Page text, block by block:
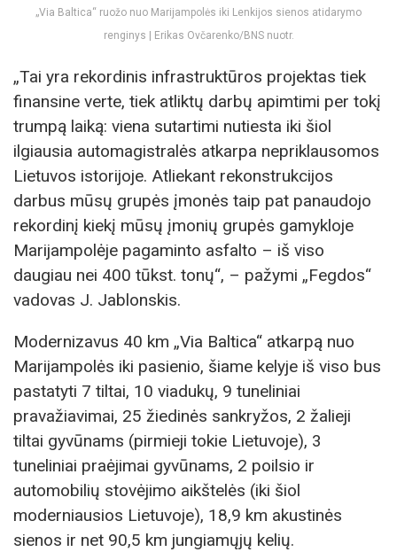
„Via Baltica“ ruožo nuo Marijampolės iki Lenkijos sienos atidarymo
renginys | Erikas Ovčarenko/BNS nuotr.
„Tai yra rekordinis infrastruktūros projektas tiek
finansine verte, tiek atliktų darbų apimtimi per tokį
trumpą laiką: viena sutartimi nutiesta iki šiol
ilgiausia automagistralės atkarpa nepriklausomos
Lietuvos istorijoje. Atliekant rekonstrukcijos
darbus mūsų grupės įmonės taip pat panaudojo
rekordinį kiekį mūsų įmonių grupės gamykloje
Marijampolėje pagaminto asfalto – iš viso
daugiau nei 400 tūkst. tonų“, – pažymi „Fegdos“
vadovas J. Jablonskis.
Modernizavus 40 km „Via Baltica“ atkarpą nuo
Marijampolės iki pasienio, šiame kelyje iš viso bus
pastatyti 7 tiltai, 10 viadukų, 9 tuneliniai
pravažiavimai, 25 žiedinės sankryžos, 2 žalieji
tiltai gyvūnams (pirmieji tokie Lietuvoje), 3
tuneliniai praėjimai gyvūnams, 2 poilsio ir
automobilių stovėjimo aikštelės (iki šiol
moderniausios Lietuvoje), 18,9 km akustinės
sienos ir net 90,5 km jungiamųjų kelių.